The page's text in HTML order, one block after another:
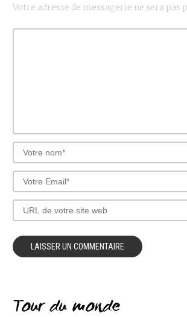
Votre adresse de messagerie ne sera pas
Tour du monde